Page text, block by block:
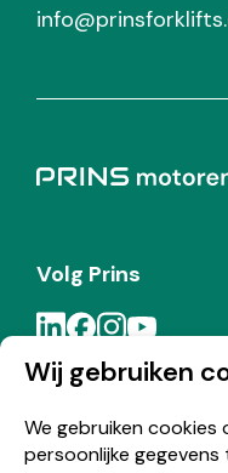
Wij gebruiken
We gebruiken
persoonlijke
Volg Prins
Meld je aan voor